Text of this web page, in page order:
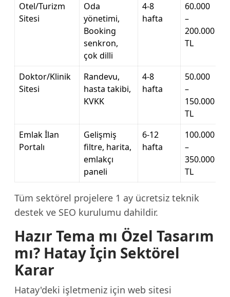
Otel/Turizm
Sitesi
Oda
yönetimi,
Booking
senkron,
çok dilli
4-8
hafta
60.000
–
200.000
TL
Doktor/Klinik
Sitesi
Randevu,
hasta takibi,
KVKK
4-8
hafta
50.000
–
150.000
TL
Emlak İlan
Portalı
Gelişmiş
filtre, harita,
emlakçı
paneli
6-12
hafta
100.000
–
350.000
TL
Tüm sektörel projelere 1 ay ücretsiz teknik
destek ve SEO kurulumu dahildir.
Hazır Tema mı Özel Tasarım
mı? Hatay İçin Sektörel
Karar
Hatay'deki işletmeniz için web sitesi